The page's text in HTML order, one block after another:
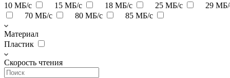
10 МБ/с
15 МБ/с 18 МБ/с 25 МБ/с 29 МБ/
70 МБ/с
80 МБ/с 85 МБ/с
Материал
Пластик
Скорость чтения